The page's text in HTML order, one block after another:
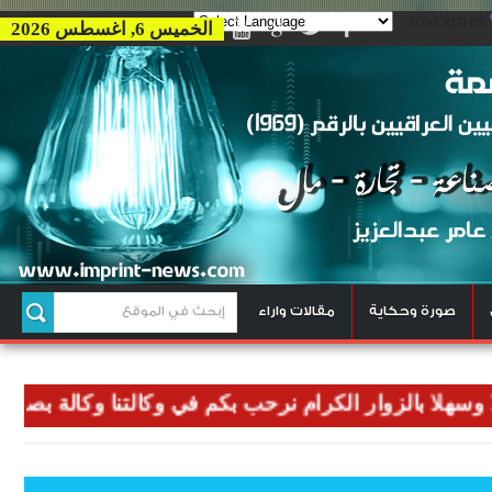
الخميس 6, اغسطس 2026
صورة وحكاية مقالات واراء
بالزوار الكرام نرحب بكم في وكالتنا وكالة بصمة